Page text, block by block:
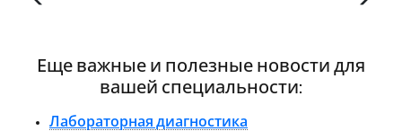
Еще важные и полезные новости для
вашей специальности:
Лабораторная диагностика